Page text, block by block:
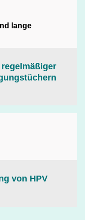
lange
von HPV